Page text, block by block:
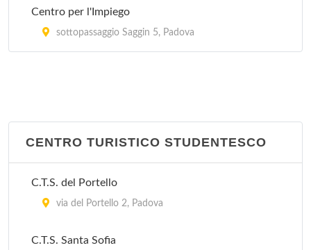
Centro per l'Impiego
sottopassaggio Saggin 5, Padova
CENTRO TURISTICO STUDENTESCO
C.T.S. del Portello
via del Portello 2, Padova
C.T.S. Santa Sofia